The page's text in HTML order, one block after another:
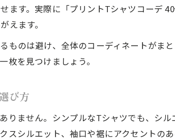
ます。実際に「プリントTシャツコーデ
えます。
ものは避け、全体のコーディネートがま
枚を見つけましょう。
び方
りません。シンプルなTシャツでも、シ
スシルエット、袖口や裾にアクセントの